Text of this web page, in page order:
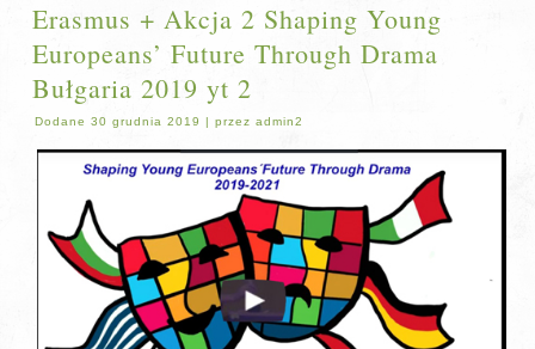
Erasmus + Akcja 2 Shaping Young
Europeans’ Future Through Drama
Bułgaria 2019 yt 2
Dodane 30 grudnia 2019 |przez admin2